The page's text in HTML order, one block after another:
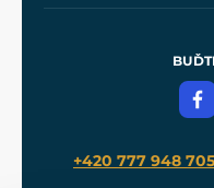
Meče pro
+420 777 948 705